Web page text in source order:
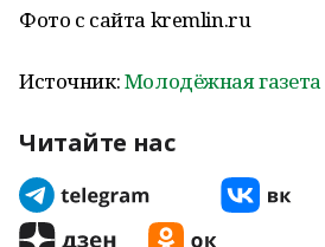
Фото с сайта kremlin.ru
Источник:Молодёжная газета
Читайте нас